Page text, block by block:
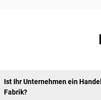
Ist Ihr Unternehmen ein
Fabrik?